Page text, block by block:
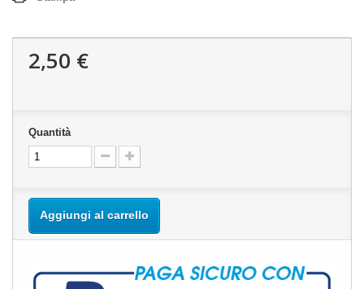
2,50 €
Quantità
Aggiungi al carrello